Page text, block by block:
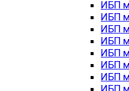
ИБП
ИБП
ИБП
ИБП
ИБП
ИБП
ИБП
ИБП